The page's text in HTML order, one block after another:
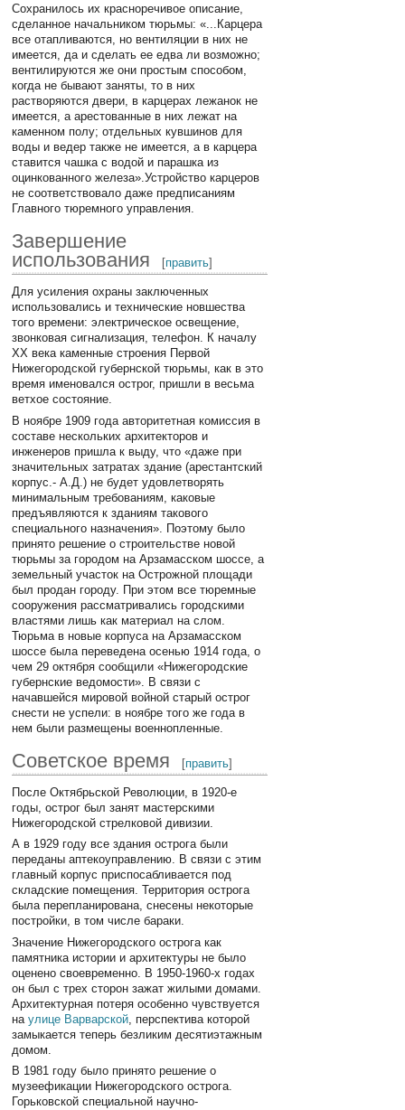
Сохранилось их красноречивое описание,
сделанное начальником тюрьмы: «...Карцера
все отапливаются, но вентиляции в них не
имеется, да и сделать ее едва ли возможно;
вентилируются же они простым способом,
когда не бывают заняты, то в них
растворяются двери, в карцерах лежанок не
имеется, а арестованные в них лежат на
каменном полу; отдельных кувшинов для
воды и ведер также не имеется, а в карцера
ставится чашка с водой и парашка из
оцинкованного железа».Устройство карцеров
не соответствовало даже предписаниям
Главного тюремного управления.
Завершение
использования
[править]
Для усиления охраны заключенных
использовались и технические новшества
того времени: электрическое освещение,
звонковая сигнализация, телефон. К началу
XX века каменные строения Первой
Нижегородской губернской тюрьмы, как в это
время именовался острог, пришли в весьма
ветхое состояние.
В ноябре 1909 года авторитетная комиссия в
составе нескольких архитекторов и
инженеров пришла к выду, что «даже при
значительных затратах здание (арестантский
корпус.- А.Д.) не будет удовлетворять
минимальным требованиям, каковые
предъявляются к зданиям такового
специального назначения». Поэтому было
принято решение о строительстве новой
тюрьмы за городом на Арзамасском шоссе, а
земельный участок на Острожной площади
был продан городу. При этом все тюремные
сооружения рассматривались городскими
властями лишь как материал на слом.
Тюрьма в новые корпуса на Арзамасском
шоссе была переведена осенью 1914 года, о
чем 29 октября сообщили «Нижегородские
губернские ведомости». В связи с
начавшейся мировой войной старый острог
снести не успели: в ноябре того же года в
нем были размещены военнопленные.
Советское время [править]
После Октябрьской Революции, в 1920-е
годы, острог был занят мастерскими
Нижегородской стрелковой дивизии.
А в 1929 году все здания острога были
переданы аптекоуправлению. В связи с этим
главный корпус приспосабливается под
складские помещения. Территория острога
была перепланирована, снесены некоторые
постройки, в том числе бараки.
Значение Нижегородского острога как
памятника истории и архитектуры не было
оценено своевременно. В 1950-1960-х годах
он был с трех сторон зажат жилыми домами.
Архитектурная потеря особенно чувствуется
наулице Варварской , перспектива которой
замыкается теперь безликим десятиэтажным
домом.
В 1981 году было принято решение о
музеефикации Нижегородского острога.
Горьковской специальной научно-